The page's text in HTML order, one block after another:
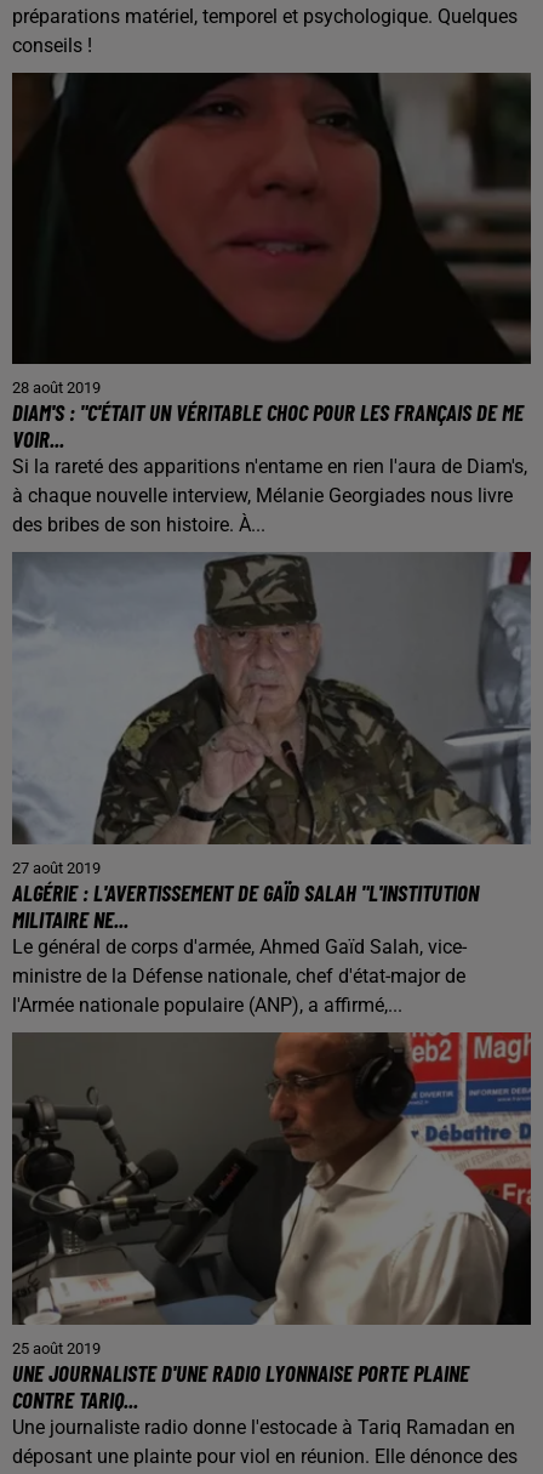
préparations matériel, temporel et psychologique. Quelques
conseils !
28 août 2019
DIAM'S : "C'ÉTAIT UN VÉRITABLE CHOC POUR LES FRANÇAIS DE ME
VOIR...
Si la rareté des apparitions n'entame en rien l'aura de Diam's,
à chaque nouvelle interview, Mélanie Georgiades nous livre
des bribes de son histoire. À...
27 août 2019
ALGÉRIE : L'AVERTISSEMENT DE GAÏD SALAH "L'INSTITUTION
MILITAIRE NE...
Le général de corps d'armée, Ahmed Gaïd Salah, vice-
ministre de la Défense nationale, chef d'état-major de
l'Armée nationale populaire (ANP), a affirmé,...
25 août 2019
UNE JOURNALISTE D'UNE RADIO LYONNAISE PORTE PLAINE
CONTRE TARIQ...
Une journaliste radio donne l'estocade à Tariq Ramadan en
déposant une plainte pour viol en réunion. Elle dénonce des